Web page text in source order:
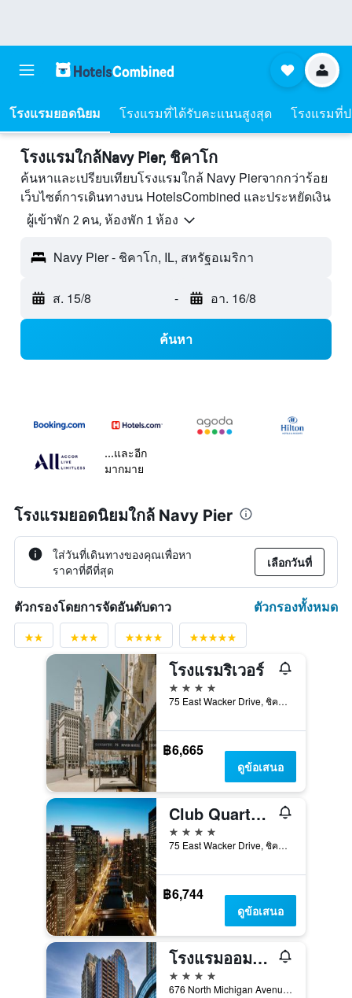
โรงแรมยอดนิยม โรงแรมที่ได้รับคะแนนสูงสุด โรงแรมที่
โรงแรมใกล้Navy Pier, ชิคาโก
ค้นหาและเปรียบเทียบโรงแรมใกล้ Navy Pierจากกว่าร้อย
เว็บไซต์การเดินทางบน HotelsCombined และประหยัดเงิน
ผู้เข้าพัก 2 คน, ห้องพัก 1 ห้อง
Navy Pier - ชิคาโก, IL, สหรัฐอเมริกา
ส. 15/8 - อา. 16/8
ค้นหา
...และอีก
มากมาย
โรงแรมยอดนิยมใกล้ Navy Pier
ใส่วันที่เดินทางของคุณเพื่อหา
ราคาที่ดีที่สุด
เลือกวันที่
ตัวกรองโดยการจัดอันดับดาว ตัวกรองทั้งหมด
โรงแรมริเวอร์
4 ดาว
75 East Wacker Drive, ชิคาโก, IL, สหรัฐอเมริกา
฿6,665
ดูข้อเสนอ
Club Quarters Hotel Wacker at Michigan, Chicago
4 ดาว
75 East Wacker Drive, ชิคาโก, IL, สหรัฐอเมริกา
฿6,744
ดูข้อเสนอ
โรงแรมออมนิ ชิคาโก
4 ดาว
676 North Michigan Avenue, ชิคาโก, IL, สหรัฐอเมริกา